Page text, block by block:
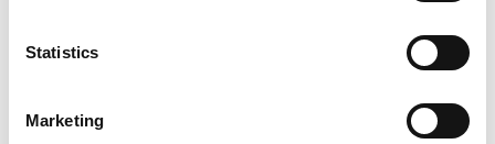
Statistics
Marketing
Les lits médicaux sont extrêmement sophistiqués et
mouvements. Un des composants clés, généralement
caché dans le mécanisme, est la vis à billes qui